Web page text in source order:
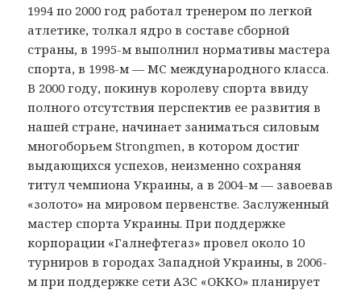
1994 по 2000 год работал тренером по легкой
атлетике, толкал ядро в составе сборной
страны, в 1995-м выполнил нормативы мастера
спорта, в 1998-м — МС международного класса.
В 2000 году, покинув королеву спорта ввиду
полного отсутствия перспектив ее развития в
нашей стране, начинает заниматься силовым
многоборьем Strongmen, в котором достиг
выдающихся успехов, неизменно сохраняя
титул чемпиона Украины, а в 2004-м — завоевав
«золото» на мировом первенстве. Заслуженный
мастер спорта Украины. При поддержке
корпорации «Галнефтегаз» провел около 10
турниров в городах Западной Украины, в 2006-
м при поддержке сети АЗС «ОККО» планирует